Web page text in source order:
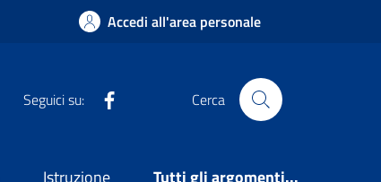
Accedi all'area personale
Seguici su: Cerca
Istruzione Tutti gli argomenti...